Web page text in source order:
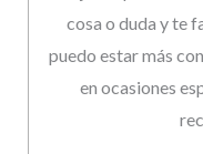
cosa o duda y te
puedo estar más
en ocasiones